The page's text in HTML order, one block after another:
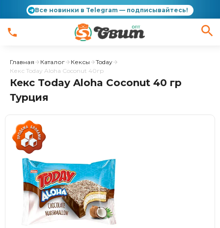
Все новинки в Telegram — подписывайтесь!
Главная Каталог Кексы
Today
Кекс Today Aloha Coconut 40гр
Кекс Today Aloha Coconut 40 гр
Турция